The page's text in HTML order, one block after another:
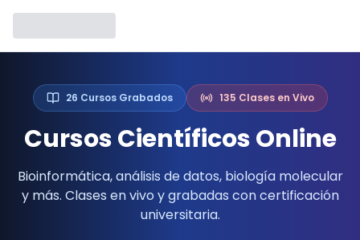
26 Cursos Grabados 135 Clases en Vivo
Cursos Científicos Online
Bioinformática, análisis de datos, biología molecular
y más. Clases en vivo y grabadas con certificación
universitaria.